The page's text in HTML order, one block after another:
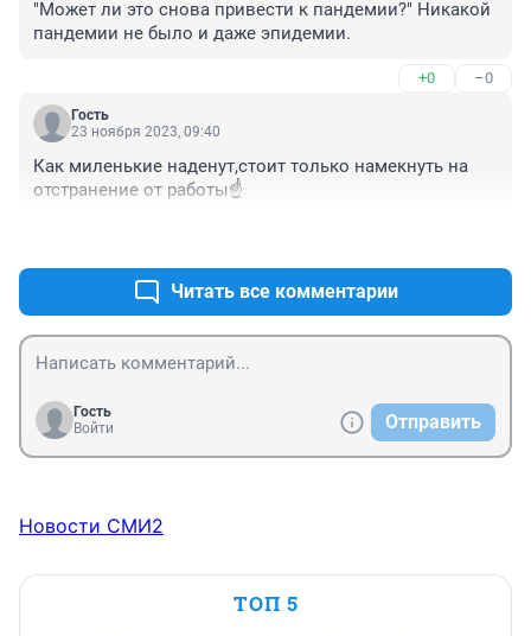
"Может ли это снова привести к пандемии?" Никакой
пандемии не было и даже эпидемии.
+0 –0
Гость
23 ноября 2023, 09:40
Как миленькие наденут,стоит только намекнуть на
отстранение от работы☝️
Читать все комментарии
Гость
Войти
Отправить
Новости СМИ2
ТОП 5